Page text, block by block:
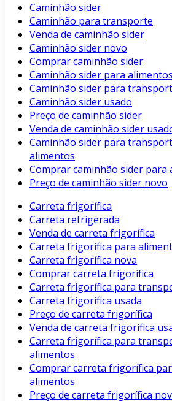
Caminhão sider
Caminhão para transporte
Venda de caminhão sider
Caminhão sider novo
Comprar caminhão sider
Caminhão sider para alimentos
Caminhão sider para
Caminhão sider usado
Preço de caminhão sider
Venda de caminhão sider
Caminhão sider para
alimentos
Comprar caminhão sider para
Preço de caminhão sider novo
Carreta frigorífica
Carreta refrigerada
Venda de carreta frigorífica
Carreta frigorífica para
Carreta frigorífica nova
Comprar carreta frigorífica
Carreta frigorífica para
Carreta frigorífica usada
Preço de carreta frigorífica
Venda de carreta frigorífica
Carreta frigorífica para
alimentos
Comprar carreta frigorífica
alimentos
Preço de carreta frigorífica